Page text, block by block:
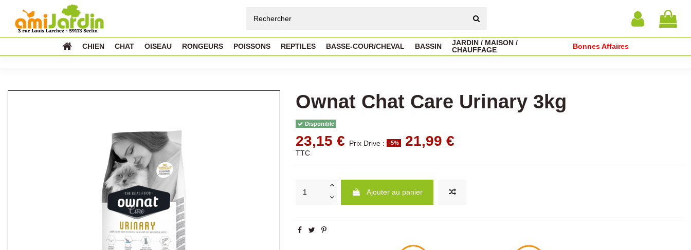
CHIEN CHAT OISEAU RONGEURS POISSONS REPTILES BASSE-COUR/CHEVAL BASSIN
JARDIN / MAISON /
CHAUFFAGE
Bonnes Affaires
Ownat Chat Care Urinary 3kg
Disponible
23,15 € Prix Drive : -5% 21,99 €
TTC
Ajouter au panier